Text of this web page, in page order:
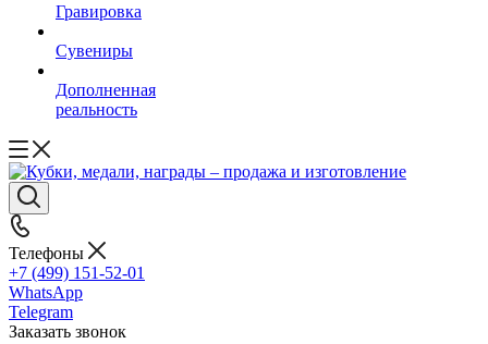
Гравировка
Сувениры
Дополненная
реальность
Телефоны
+7 (499) 151-52-01
WhatsApp
Telegram
Заказать звонок